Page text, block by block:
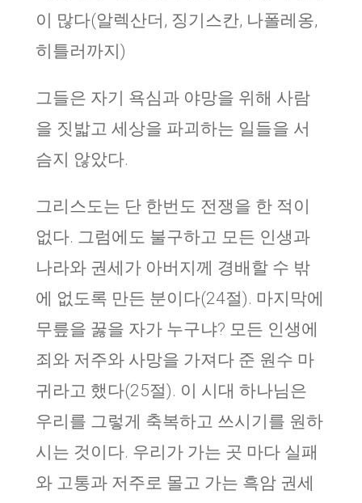
이 많다(알렉산더, 징기스칸, 나폴레옹,
히틀러까지)
그들은 자기 욕심과 야망을 위해 사람
을 짓밟고 세상을 파괴하는 일들을 서
슴지 않았다.
그리스도는 단 한번도 전쟁을 한 적이
없다. 그럼에도 불구하고 모든 인생과
나라와 권세가 아버지께 경배할 수 밖
에 없도록 만든 분이다(24절). 마지막에
무릎을 꿇을 자가 누구냐? 모든 인생에
죄와 저주와 사망을 가져다 준 원수 마
귀라고 했다(25절). 이 시대 하나님은
우리를 그렇게 축복하고 쓰시기를 원하
시는 것이다. 우리가 가는 곳 마다 실패
와 고통과 저주로 몰고 가는 흑암 권세